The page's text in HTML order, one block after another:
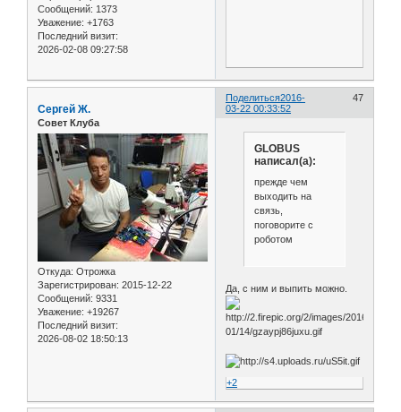
Сообщений: 1373
Уважение: +1763
Последний визит:
2026-02-08 09:27:58
Поделиться 47
2016-
03-22 00:33:52
Сергей Ж.
Совет Клуба
Откуда: Отрожка
Зарегистрирован: 2015-12-22
Сообщений: 9331
Уважение: +19267
Последний визит:
2026-08-02 18:50:13
GLOBUS
написал(а):
прежде чем
выходить на
связь,
поговорите с
роботом
Да, с ним и выпить можно.
+2